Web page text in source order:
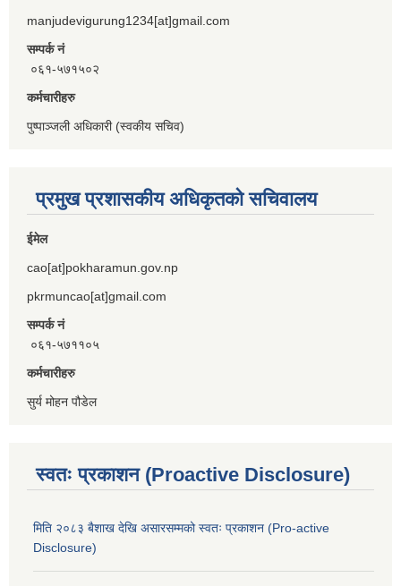
manjudevigurung1234[at]gmail.com
सम्पर्क नं
०६१-५७१५०२
कर्मचारीहरु
पुष्पाञ्जली अधिकारी (स्वकीय सचिव)
प्रमुख प्रशासकीय अधिकृतको सचिवालय
ईमेल
cao[at]pokharamun.gov.np
pkrmuncao[at]gmail.com
सम्पर्क नं
०६१-५७११०५
कर्मचारीहरु
सुर्य मोहन पौडेल
स्वतः प्रकाशन (Proactive Disclosure)
मिति २०८३ बैशाख देखि असारसम्मको स्वतः प्रकाशन (Pro-active
Disclosure)